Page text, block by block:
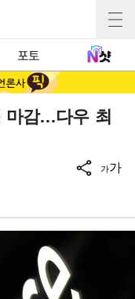
포토
마감…다우 최
가가